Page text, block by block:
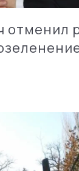
отменил